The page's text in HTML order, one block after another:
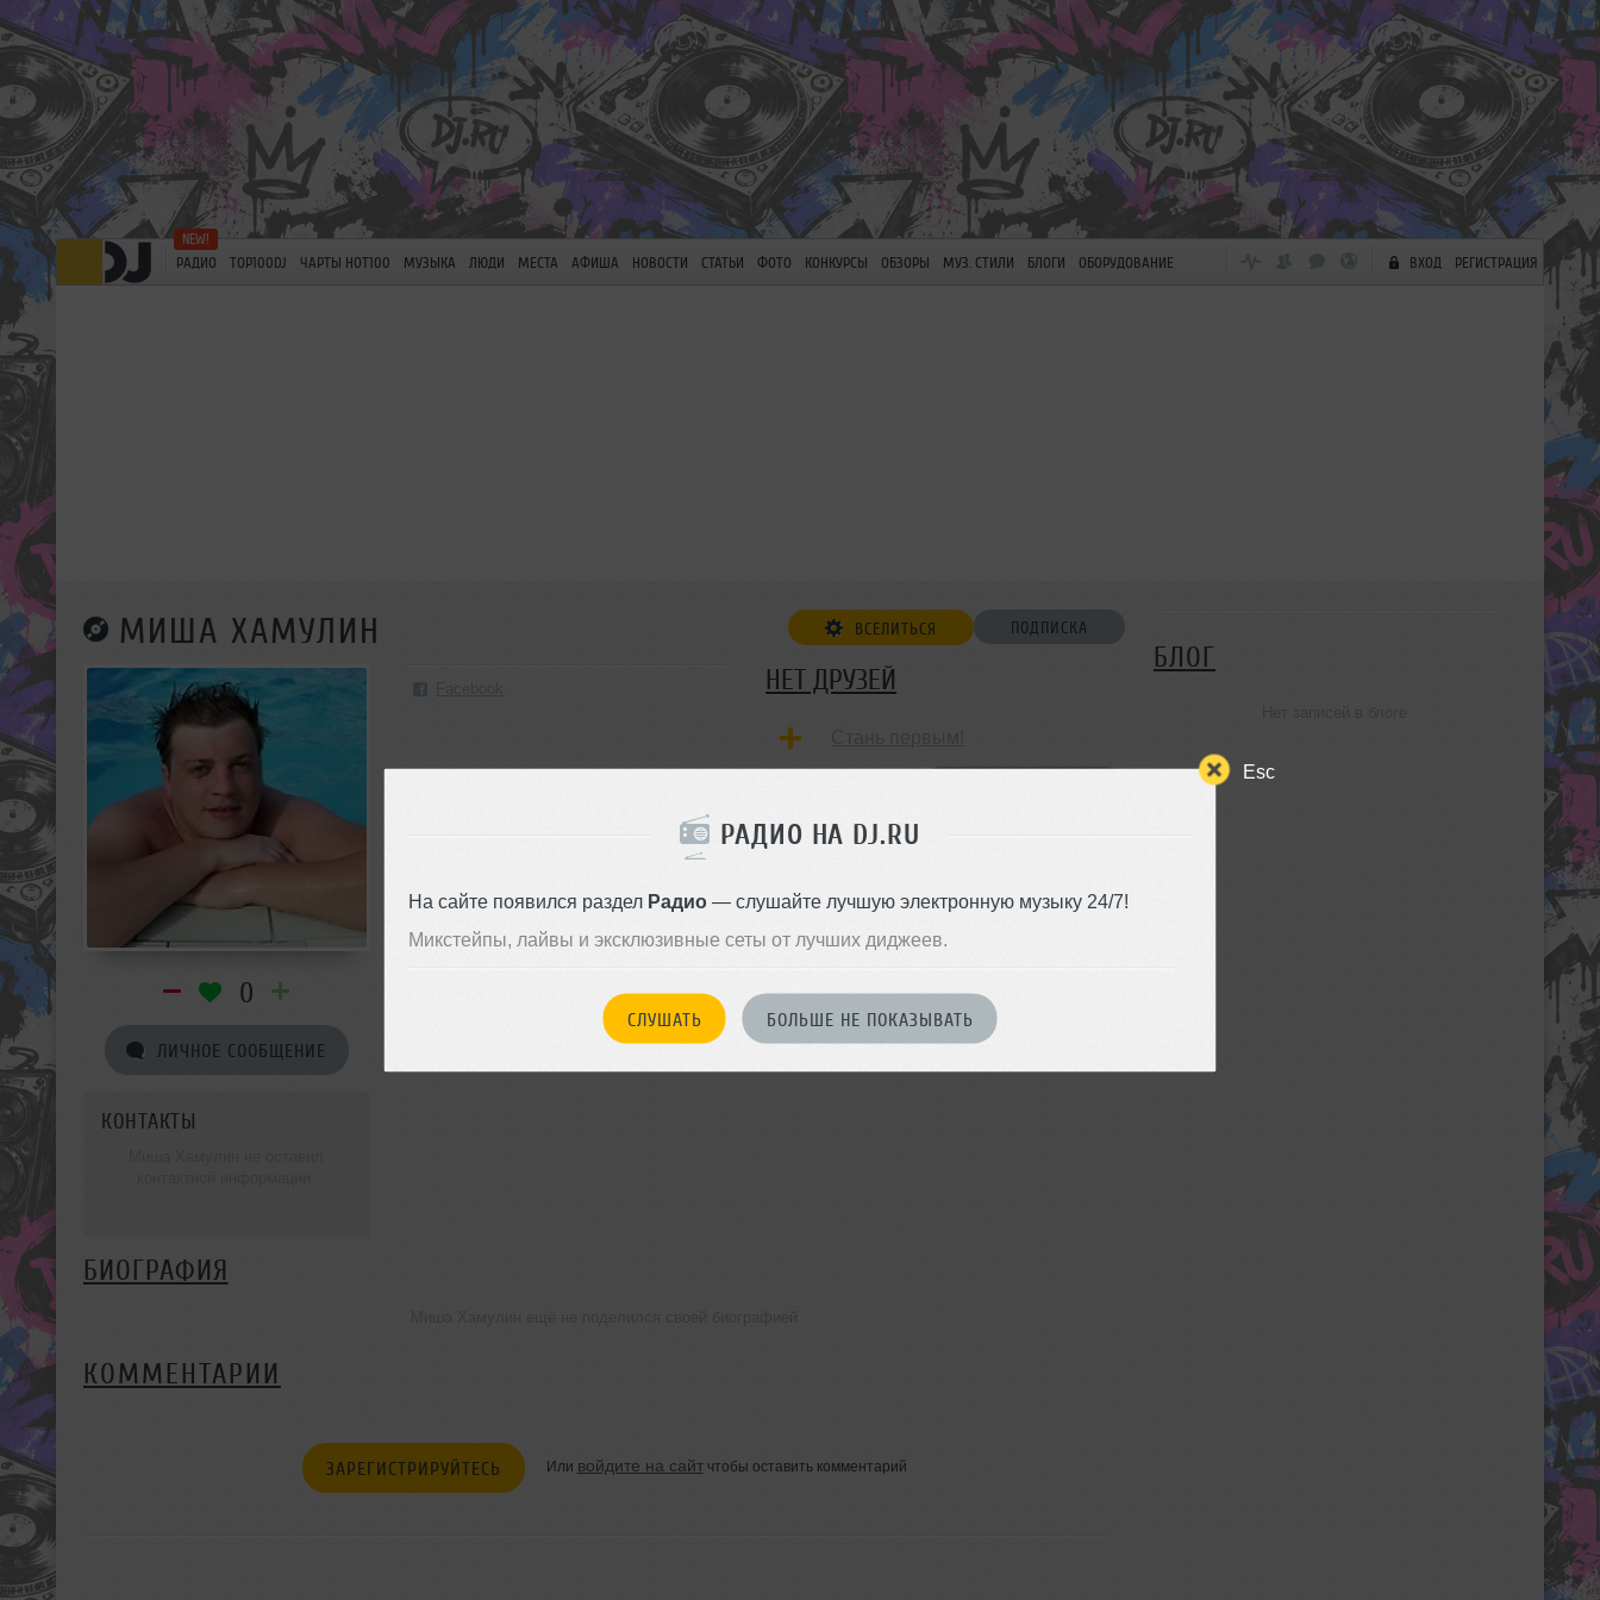
Esc
РАДИО НА DJ.RU
На сайте появился раздел Радио— слушайте лучшую электронную музыку 24/7!
Микстейпы, лайвы и эксклюзивные сеты от лучших диджеев.
СЛУШАТЬ БОЛЬШЕ НЕ ПОКАЗЫВАТЬ
РАДИО TOP100DJ ЧАРТЫ HOT100 МУЗЫКА ЛЮДИ МЕСТА АФИША НОВОСТИ СТАТЬИ ФОТО КОНКУРСЫ ОБЗОРЫ МУЗ. СТИЛИ БЛОГИ ОБОРУДОВАНИЕ ВХОД РЕГИСТРАЦИЯ
МИША ХАМУЛИН ПОДПИСКА
ВСЕЛИТЬСЯ
0
ЛИЧНОЕ СООБЩЕНИЕ
КОНТАКТЫ
НЕТ ДРУЗЕЙ
БИОГРАФИЯ
КОММЕНТАРИИ
ЗАРЕГИСТРИРУЙТЕСЬ Или войдите на сайтчтобы оставить комментарий
БЛОГ